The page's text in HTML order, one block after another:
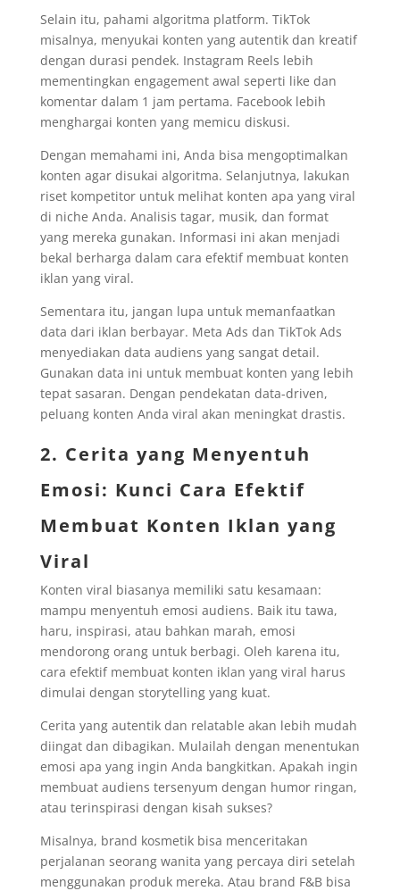
Selain itu, pahami algoritma platform. TikTok
misalnya, menyukai konten yang autentik dan kreatif
dengan durasi pendek. Instagram Reels lebih
mementingkan engagement awal seperti like dan
komentar dalam 1 jam pertama. Facebook lebih
menghargai konten yang memicu diskusi.
Dengan memahami ini, Anda bisa mengoptimalkan
konten agar disukai algoritma. Selanjutnya, lakukan
riset kompetitor untuk melihat konten apa yang viral
di niche Anda. Analisis tagar, musik, dan format
yang mereka gunakan. Informasi ini akan menjadi
bekal berharga dalam cara efektif membuat konten
iklan yang viral.
Sementara itu, jangan lupa untuk memanfaatkan
data dari iklan berbayar. Meta Ads dan TikTok Ads
menyediakan data audiens yang sangat detail.
Gunakan data ini untuk membuat konten yang lebih
tepat sasaran. Dengan pendekatan data-driven,
peluang konten Anda viral akan meningkat drastis.
2. Cerita yang Menyentuh
Emosi: Kunci Cara Efektif
Membuat Konten Iklan yang
Viral
Konten viral biasanya memiliki satu kesamaan:
mampu menyentuh emosi audiens. Baik itu tawa,
haru, inspirasi, atau bahkan marah, emosi
mendorong orang untuk berbagi. Oleh karena itu,
cara efektif membuat konten iklan yang viral harus
dimulai dengan storytelling yang kuat.
Cerita yang autentik dan relatable akan lebih mudah
diingat dan dibagikan. Mulailah dengan menentukan
emosi apa yang ingin Anda bangkitkan. Apakah ingin
membuat audiens tersenyum dengan humor ringan,
atau terinspirasi dengan kisah sukses?
Misalnya, brand kosmetik bisa menceritakan
perjalanan seorang wanita yang percaya diri setelah
menggunakan produk mereka. Atau brand F&B bisa